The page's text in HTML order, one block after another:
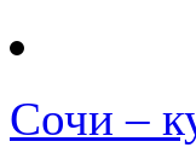
Сочи –